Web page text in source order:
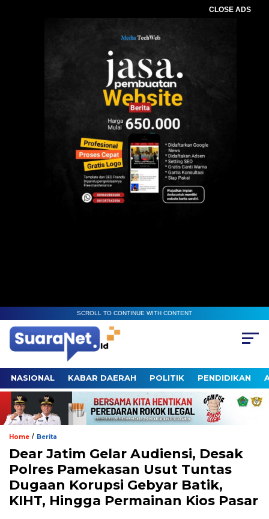
CLOSE ADS
SCROLL TO CONTINUE WITH CONTENT
NASIONAL KABAR DAERAH POLITIK PENDIDIKAN
Home / Berita
Dear Jatim Gelar Audiensi, Desak
Polres Pamekasan Usut Tuntas
Dugaan Korupsi Gebyar Batik,
KIHT, Hingga Permainan Kios Pasar